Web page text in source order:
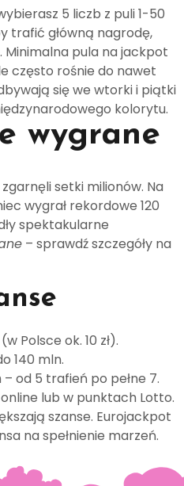
5 liczb z puli 1-50
trafić główną nagrodę,
pula na jackpot
często rośnie do nawet
się we wtorki i piątki
kolorytu.
wygrane
setki milionów. Na
wygrał rekordowe 120
spektakularne
– sprawdź szczegóły na
Polsce ok. 10 zł).
140 mln.
od 5 trafień po pełne 7.
lub w punktach Lotto.
szanse. Eurojackpot
na spełnienie marzeń.